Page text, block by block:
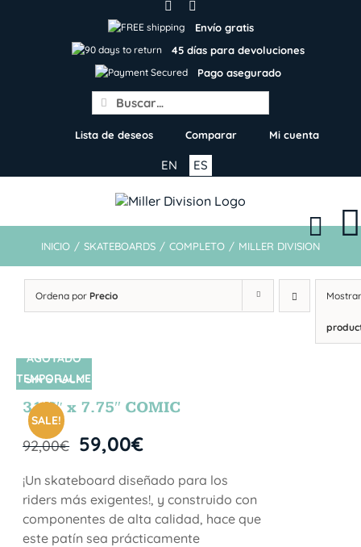
Envío gratis
45 días para devoluciones
Pago asegurado
Search
for:
Lista de deseos Comparar Mi cuenta
ES
EN
INICIO / SKATEBOARDS / COMPLETO / MILLER DIVISION
Ordena por Precio
SIN STOCK
SALE!
AGOTADO
TEMPORALME
NTE
31.5″ x 7.75″ COMIC
92,00€ 59,00€
¡Un skateboard diseñado para los
riders más exigentes!, y construido con
componentes de alta calidad, hace que
este patín sea prácticamente